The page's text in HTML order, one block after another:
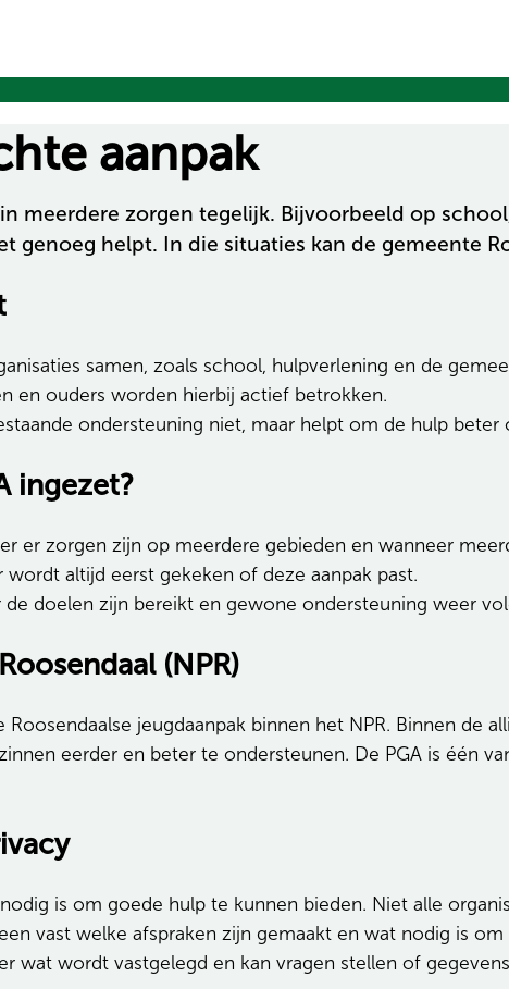
aanpak
meerdere zorgen tegelijk. Bijvoorbeeld op
genoeg helpt. In die situaties kan de gemeente
samen, zoals school, hulpverlening en de
en ouders worden hierbij actief betrokken.
ondersteuning niet, maar helpt om de hulp beter
ingezet?
er zorgen zijn op meerdere gebieden en wanneer
altijd eerst gekeken of deze aanpak past.
de doelen zijn bereikt en gewone ondersteuning weer
(NPR)
jeugdaanpak binnen het NPR. Binnen de
eerder en beter te ondersteunen. De PGA is één
is om goede hulp te kunnen bieden. Niet alle
vast welke afspraken zijn gemaakt en wat nodig is
wat wordt vastgelegd en kan vragen stellen of